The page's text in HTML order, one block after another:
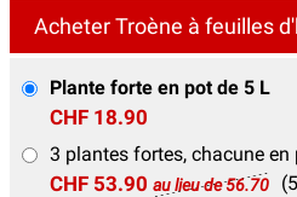
Acheter Troène à feuilles
Plante forte en pot de 5 L
CHF 18.90
3 plantes fortes, chacune en
CHF 53.90 au lieu de 56.70